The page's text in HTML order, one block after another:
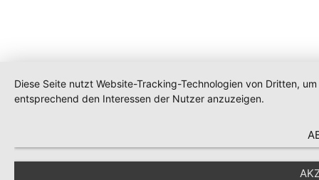
Diese Seite nutzt Website-Tracking-Technologien von Dritten,
entsprechend den Interessen der Nutzer anzuzeigen.